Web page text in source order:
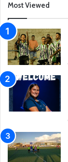
Most Viewed